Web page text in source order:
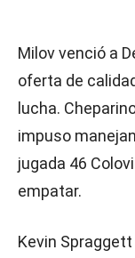
Milov venció a
oferta de
lucha.
impuso
jugada 46
empatar.
Kevin